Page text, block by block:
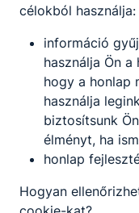
-
célokból használja:
információ
használja Ön
hogy a honlap
használja
biztosítsunk
élményt, ha
honlap
Hogyan